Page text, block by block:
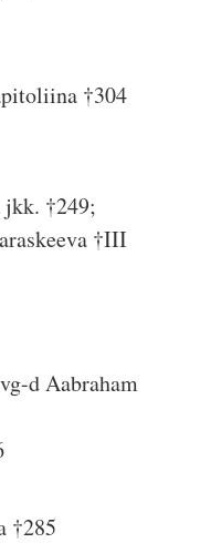
†304
†249;
†III
d Aabraham
†285